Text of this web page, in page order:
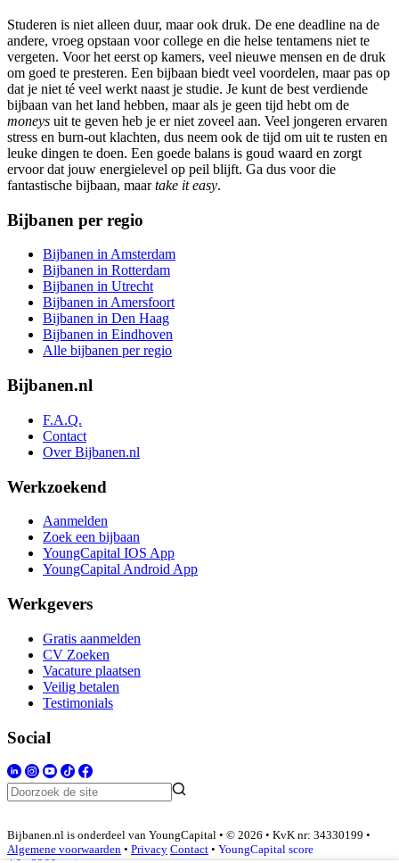
Studeren is niet alleen duur, maar ook druk. De ene deadline na de
andere, vroeg opstaan voor college en die helse tentamens niet te
vergeten. Voor het eerst op kamers, veel nieuwe mensen en de druk
om goed te presteren. Een bijbaan biedt veel voordelen, maar pas op
dat je niet té veel werkt naast je studie. Je kunt de best verdiende
bijbaan van het land hebben, maar als je geen tijd hebt om de
moneys uit te geven heb je er niet zoveel aan. Veel jongeren ervaren
stress en burn-out klachten, dus neem ook de tijd om uit te rusten en
leuke dingen te doen. Een goede balans is goud waard en zorgt
ervoor dat jouw energielevel op peil blijft. Ga dus voor die
fantastische bijbaan, maartake it easy.
Bijbanen per regio
Bijbanen in Amsterdam
Bijbanen in Rotterdam
Bijbanen in Utrecht
Bijbanen in Amersfoort
Bijbanen in Den Haag
Bijbanen in Eindhoven
Alle bijbanen per regio
Bijbanen.nl
F.A.Q.
Contact
Over Bijbanen.nl
Werkzoekend
Aanmelden
Zoek een bijbaan
YoungCapital IOS App
YoungCapital Android App
Werkgevers
Gratis aanmelden
CV Zoeken
Vacature plaatsen
Veilig betalen
Testimonials
Social
Bijbanen.nl is onderdeel van YoungCapital • © 2026 • KvK nr: 34330199 •
Algemene voorwaarden • Privacy Contact • YoungCapital score